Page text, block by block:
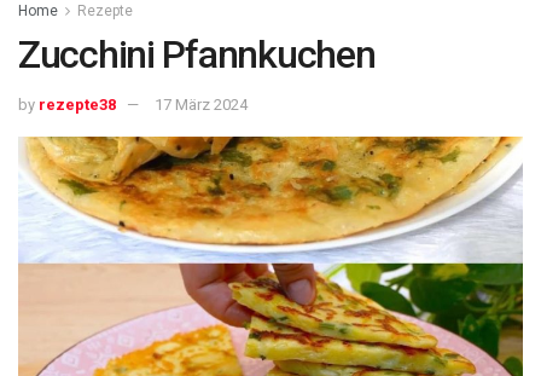
Home Rezepte
Zucchini Pfannkuchen
by rezepte38 17 März 2024